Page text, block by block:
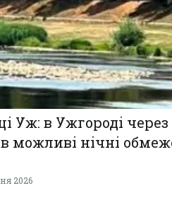
Уж: в Ужгороді через
можливі нічні
2026